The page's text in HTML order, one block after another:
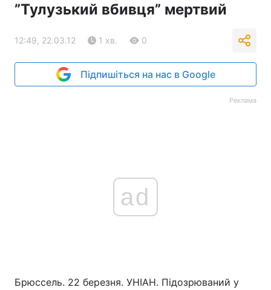
”Тулузький вбивця” мертвий
12:49, 22.03.12 1 хв. 0
Підпишіться на нас в Google
Реклама
ad
Брюссель. 22 березня. УНІАН. Підозрюваний у